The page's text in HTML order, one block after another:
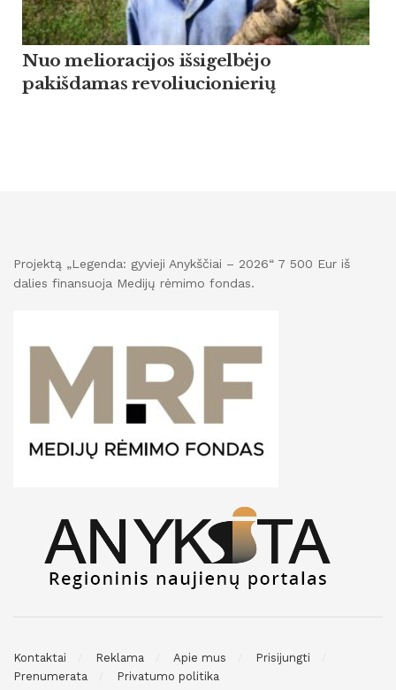
Nuo melioracijos išsigelbėjo
pakišdamas revoliucionierių
Projektą „Legenda: gyvieji Anykščiai – 2026“ 7 500 Eur iš
dalies finansuoja Medijų rėmimo fondas.
Kontaktai Reklama Apie mus
Prisijungti
Prenumerata
Privatumo politika